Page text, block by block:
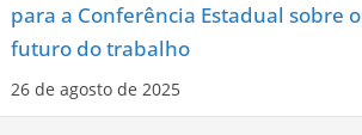
para a Conferência Estadual sobre o
futuro do trabalho
26 de agosto de 2025